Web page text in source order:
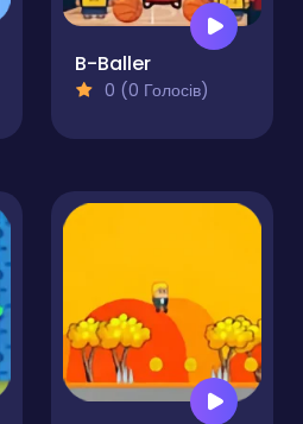
B-Baller
0 (0 Голосів)